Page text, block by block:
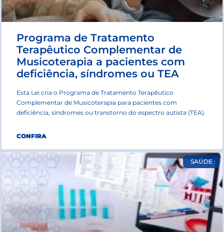
Programa de Tratamento
Terapêutico Complementar de
Musicoterapia a pacientes com
deficiência, síndromes ou TEA
Esta Lei cria o Programa de Tratamento Terapêutico
Complementar de Musicoterapia para pacientes com
deficiência, síndromes ou transtorno do espectro autista (TEA).
CONFIRA
SAÚDE